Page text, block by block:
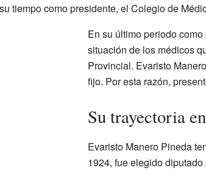
tiempo como presidente, el Colegio de
En su último periodo
situación de los médicos
Provincial. Evaristo
fijo. Por esta razón,
Su trayectoria
Evaristo Manero Pineda
1924, fue elegido